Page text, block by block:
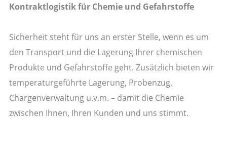
Kontraktlogistik für Chemie und Gefahrstoffe
Sicherheit steht für uns an erster Stelle, wenn es um
den Transport und die Lagerung Ihrer chemischen
Produkte und Gefahrstoffe geht. Zusätzlich bieten wir
temperaturgeführte Lagerung, Probenzug,
Chargenverwaltung u.v.m. – damit die Chemie
zwischen Ihnen, Ihren Kunden und uns stimmt.